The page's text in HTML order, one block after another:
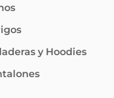
y Hoodies